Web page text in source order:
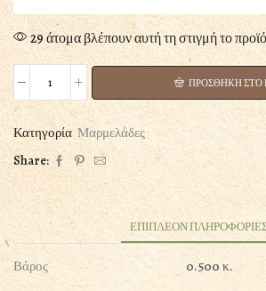
29 άτομα βλέπουν αυτή τη στιγμή το
ΧΙΩΤΙΚΟ
ΜΑΝΤΑΡΙΝΙ
250GR
ποσότητα
ΠΡΟΣΘΗΚΗ ΣΤΟ
Κατηγορία Μαρμελάδες
Share:
ΕΠΙΠΛΕΟΝ
Βάρος 0.500 κ.